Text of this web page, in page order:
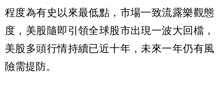
程度為有史以來最低點，市場一致流露樂觀態
度，美股隨即引領全球股市出現一波大回檔，
美股多頭行情持續已近十年，未來一年仍有風
險需提防。